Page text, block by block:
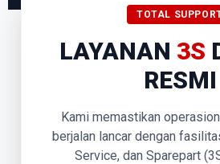
TOTAL
LAYANAN 3S
RESMI
Kami memastikan
berjalan lancar dengan
Service, dan Sparepart